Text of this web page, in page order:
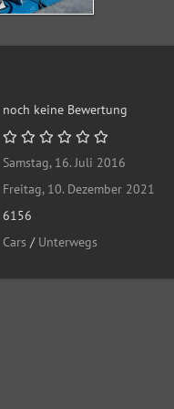
noch keine Bewertung
Samstag, 16. Juli 2016
Freitag, 10. Dezember 2021
6156
Cars / Unterwegs